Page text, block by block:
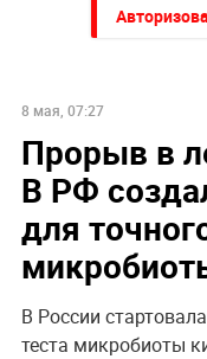
8 мая, 07:27
Прорыв в
В РФ
для
В России
теста микробиоты